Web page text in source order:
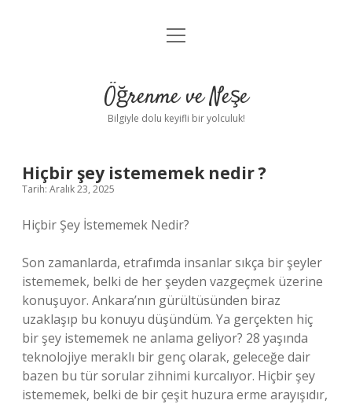
Anasayfa
Yasal Uyarı
menüyü
Öğrenme ve Neşe
Bilgiyle dolu keyifli bir yolculuk!
Hiçbir şey istememek nedir ?
Tarih: Aralık 23, 2025
Hiçbir Şey İstememek Nedir?
Son zamanlarda, etrafımda insanlar sıkça bir şeyler
istememek, belki de her şeyden vazgeçmek üzerine
konuşuyor. Ankara’nın gürültüsünden biraz
uzaklaşıp bu konuyu düşündüm. Ya gerçekten hiç
bir şey istememek ne anlama geliyor? 28 yaşında
teknolojiye meraklı bir genç olarak, geleceğe dair
bazen bu tür sorular zihnimi kurcalıyor. Hiçbir şey
istememek, belki de bir çeşit huzura erme arayışıdır,